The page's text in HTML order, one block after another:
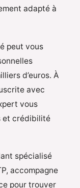
adapté à
peut vous
d’euros. À
avec
vous
et crédibilité
spécialisé
accompagne
pour trouver